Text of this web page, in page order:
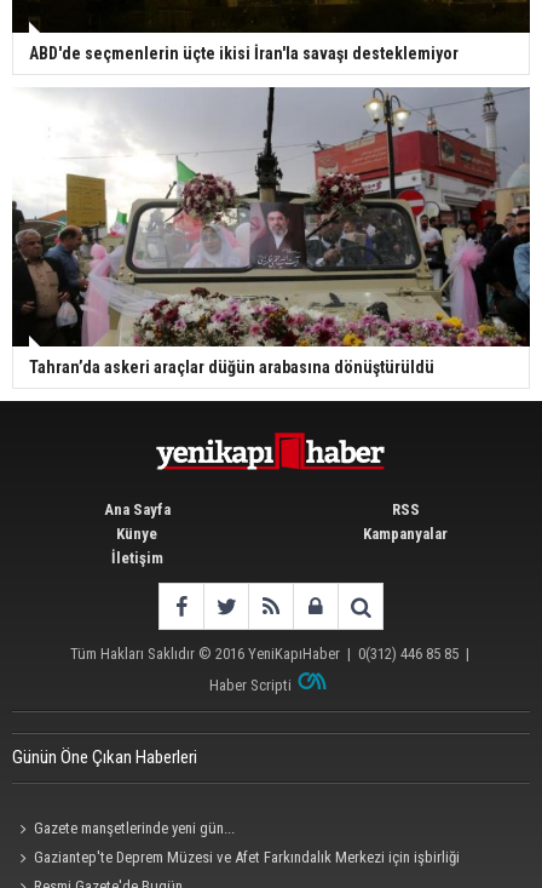
ABD'de seçmenlerin üçte ikisi İran'la savaşı desteklemiyor
Tahran’da askeri araçlar düğün arabasına dönüştürüldü
Ana Sayfa
Künye
İletişim
RSS
Kampanyalar
Tüm Hakları Saklıdır © 2016 YeniKapıHaber| 0(312) 446 85 85|
Haber Scripti
Günün Öne Çıkan Haberleri
Gazete manşetlerinde yeni gün...
Gaziantep'te Deprem Müzesi ve Afet Farkındalık Merkezi için işbirliği